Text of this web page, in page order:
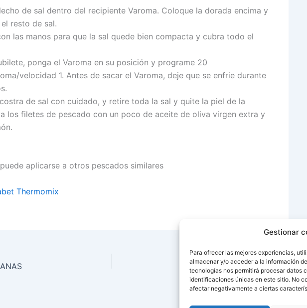
Gestionar
Para ofrecer las mejores experiencias,
almacenar y/o acceder a la información
tecnologías nos permitirá procesar datos
identificaciones únicas en este sitio. No
afectar negativamente a ciertas
de sal dentro del recipiente Varoma. Coloque la dorada encima y
resto de sal.
las manos para que la sal quede bien compacta y cubra todo el
ponga el Varoma en su posición y programe 20
velocidad 1. Antes de sacar el Varoma, deje que se enfrie durante
de sal con cuidado, y retire toda la sal y quite la piel de la
los filetes de pescado con un poco de aceite de oliva virgen extra y
aplicarse a otros pescados similares
Thermomix
SIGUIENTE
Tomate Frito Thermomix